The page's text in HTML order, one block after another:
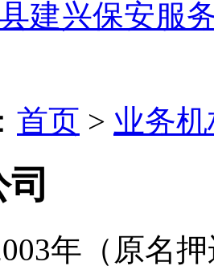
建兴保安服
首页 > 业务
年（原名